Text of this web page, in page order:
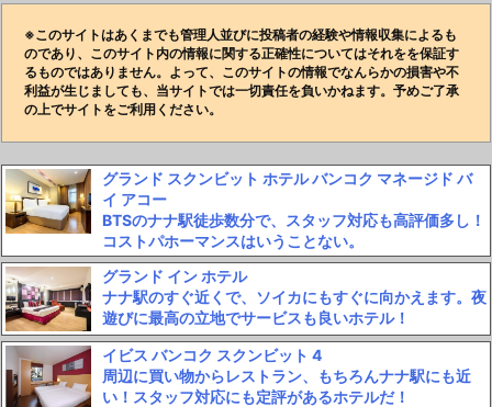
※このサイトはあくまでも管理人並びに投稿者の経験や情報収集によるも
のであり、このサイト内の情報に関する正確性についてはそれをを保証す
るものではありません。よって、このサイトの情報でなんらかの損害や不
利益が生じましても、当サイトでは一切責任を負いかねます。予めご了承
の上でサイトをご利用ください。
グランド スクンビット ホテル バンコク マネージド バ
イ アコー
BTSのナナ駅徒歩数分で、スタッフ対応も高評価多し！
コストパホーマンスはいうことない。
グランド イン ホテル
ナナ駅のすぐ近くで、ソイカにもすぐに向かえます。夜
遊びに最高の立地でサービスも良いホテル！
イビス バンコク スクンビット 4
周辺に買い物からレストラン、もちろんナナ駅にも近
い！スタッフ対応にも定評があるホテルだ！